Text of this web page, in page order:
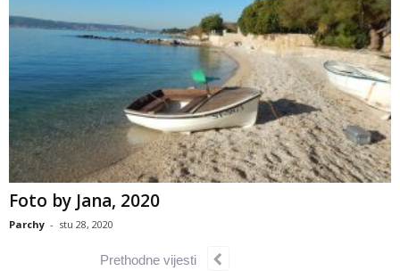
Foto by Jana, 2020
Parchy - stu 28, 2020
Prethodne vijesti